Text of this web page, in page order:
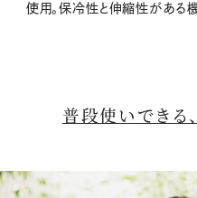
使用。保冷性と伸縮性がある
普段使いできる